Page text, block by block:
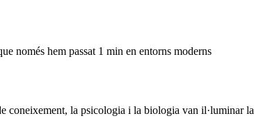
només hem passat 1 min en entorns moderns
coneixement, la psicologia i la biologia van il·luminar la